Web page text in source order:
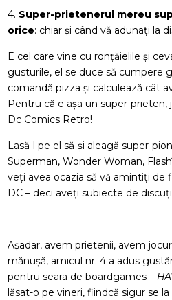
4. Super-prietenerul mereu
orice: chiar și când vă adunați la
E cel care vine cu ronțăielile și
gusturile, el se duce să cumpere
comandă pizza și calculează cât
Pentru că e așa un super-
Dc Comics Retro!
Lasă-l pe el să-și aleagă super-
Superman, Wonder Woman,
veți avea ocazia să vă amintiți de
DC – deci aveți subiecte de
Așadar, avem prietenii, avem
mănușă, amicul nr. 4 a adus
pentru seara de boardgames –
lăsat-o pe vineri, fiindcă sigur se